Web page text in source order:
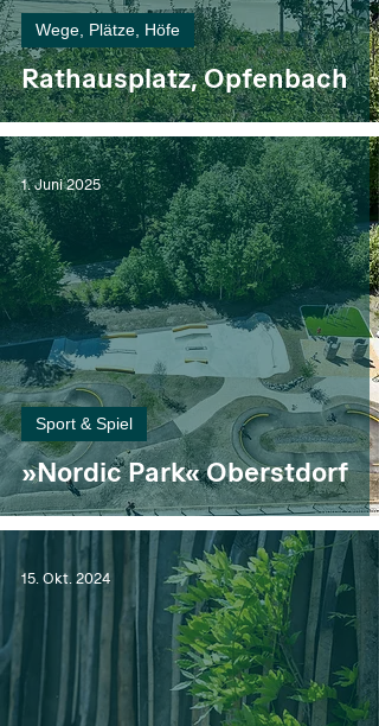
Rathausplatz, Opfenbach
Wege, Plätze, Höfe
»Nordic Park« Oberstdorf
Sport & Spiel
1. Juni 2025
15. Okt. 2024